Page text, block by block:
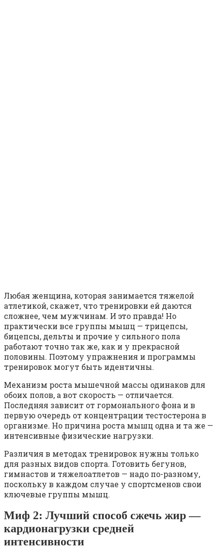
Любая женщина, которая занимается тяжелой
атлетикой, скажет, что тренировки ей даются
сложнее, чем мужчинам. И это правда! Но
практически все группы мышц — трицепсы,
бицепсы, дельты и прочие у сильного пола
работают точно так же, как и у прекрасной
половины. Поэтому упражнения и программы
тренировок могут быть идентичны.
Механизм роста мышечной массы одинаков для
обоих полов, а вот скорость — отличается.
Последняя зависит от гормонального фона и в
первую очередь от концентрации тестостерона в
организме. Но причина роста мышц одна и та же —
интенсивные физические нагрузки.
Различия в методах тренировок нужны только
для разных видов спорта. Готовить бегунов,
гимнастов и тяжелоатлетов — надо по-разному,
поскольку в каждом случае у спортсменов свои
ключевые группы мышц.
Миф 2: Лучший способ сжечь жир —
кардионагрузки средней
интенсивности